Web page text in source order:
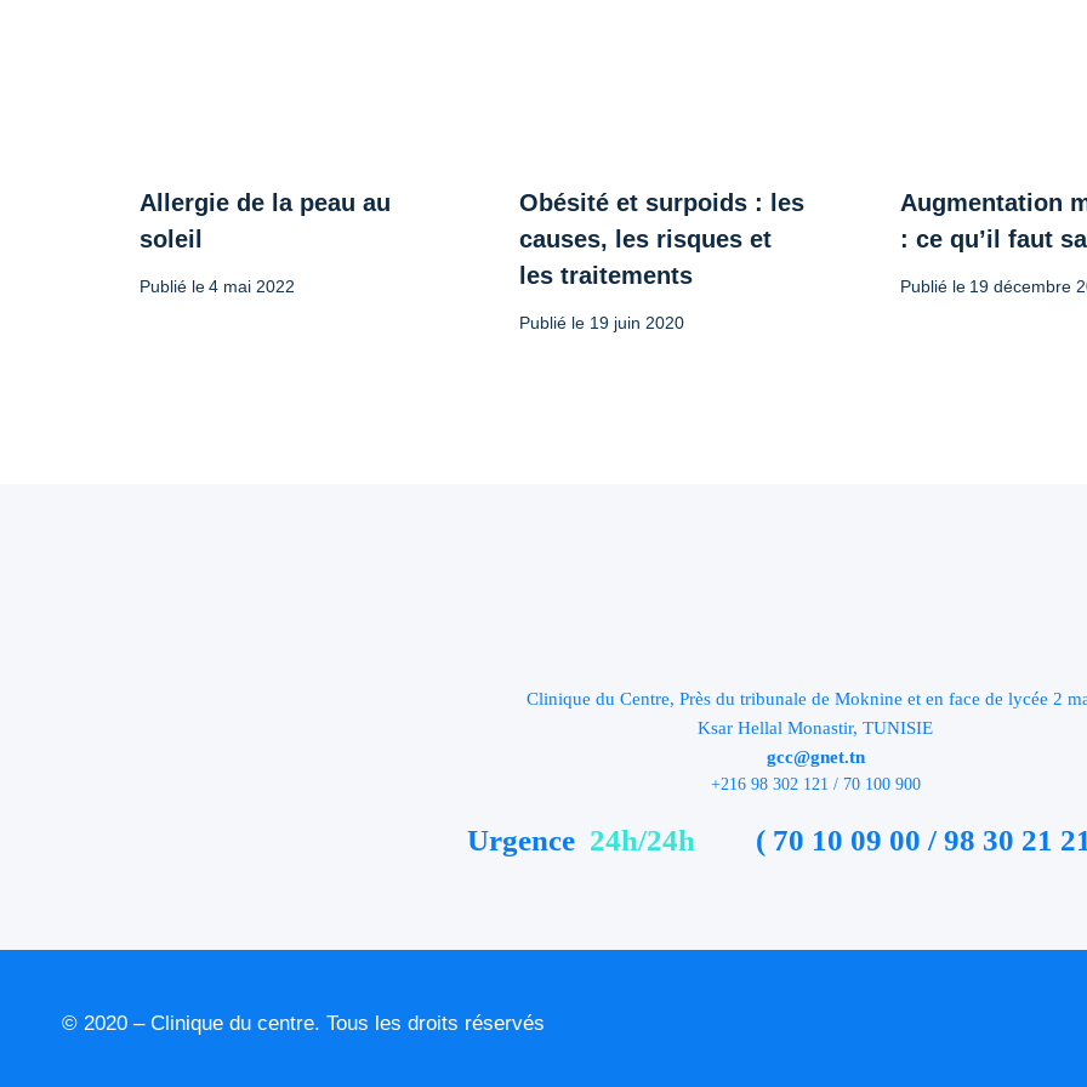
Allergie de la peau au
soleil
Publié le 4 mai 2022
Obésité et surpoids : les
causes, les risques et
les traitements
Publié le 19 juin 2020
Augmentation
: ce qu’il faut
Publié le 19 décembre
Clinique du Centre, Près du tribunale de Moknine et en face de lycée 2
Ksar Hellal Monastir, TUNISIE
gcc@gnet.tn
+216 98 302 121 / 70 100 900
Urgence 24h/24h ( 70 10 09 00 / 98 30 21
© 2020 – Clinique du centre. Tous les droits réservés